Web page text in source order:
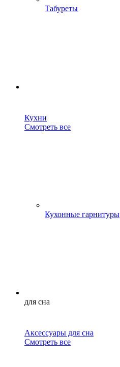
Табуреты
Кухни
Смотреть все
Кухонные гарнитуры
для сна
Аксессуары для сна
Смотреть все